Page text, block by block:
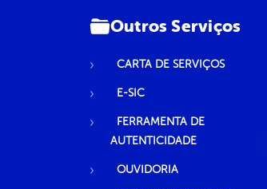
Outros Serviços
CARTA DE SERVIÇOS
E-SIC
FERRAMENTA DE
AUTENTICIDADE
OUVIDORIA